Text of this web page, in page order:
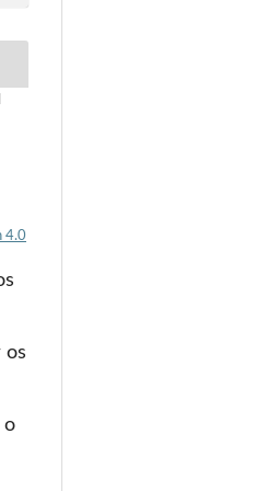
4.0
os
o